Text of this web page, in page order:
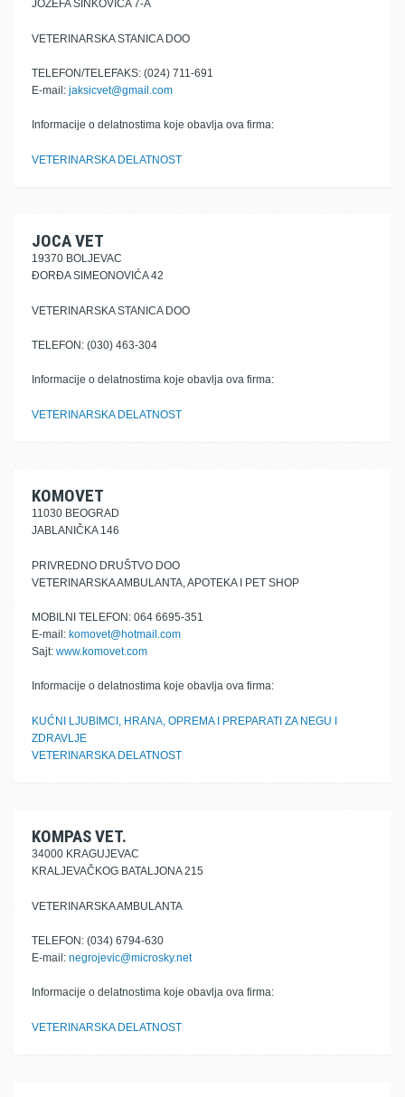
JOŽEFA ŠINKOVIĆA 7-A
VETERINARSKA STANICA DOO
TELEFON/TELEFAKS: (024) 711-691
E-mail: jaksicvet@gmail.com
Informacije o delatnostima koje obavlja ova firma:
VETERINARSKA DELATNOST
JOCA VET
19370 BOLJEVAC
ĐORĐA SIMEONOVIĆA 42
VETERINARSKA STANICA DOO
TELEFON: (030) 463-304
Informacije o delatnostima koje obavlja ova firma:
VETERINARSKA DELATNOST
KOMOVET
11030 BEOGRAD
JABLANIČKA 146
PRIVREDNO DRUŠTVO DOO
VETERINARSKA AMBULANTA, APOTEKA I PET SHOP
MOBILNI TELEFON: 064 6695-351
E-mail: komovet@hotmail.com
Sajt: www.komovet.com
Informacije o delatnostima koje obavlja ova firma:
KUĆNI LJUBIMCI, HRANA, OPREMA I PREPARATI ZA NEGU I
ZDRAVLJE
VETERINARSKA DELATNOST
KOMPAS VET.
34000 KRAGUJEVAC
KRALJEVAČKOG BATALJONA 215
VETERINARSKA AMBULANTA
TELEFON: (034) 6794-630
E-mail: negrojevic@microsky.net
Informacije o delatnostima koje obavlja ova firma:
VETERINARSKA DELATNOST